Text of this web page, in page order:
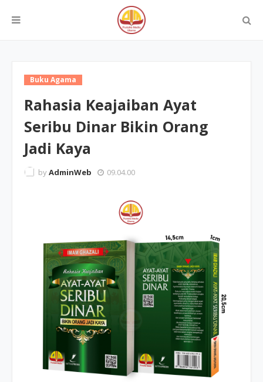
Buku Agama
Rahasia Keajaiban Ayat
Seribu Dinar Bikin Orang
Jadi Kaya
byAdminWeb 09.04.00